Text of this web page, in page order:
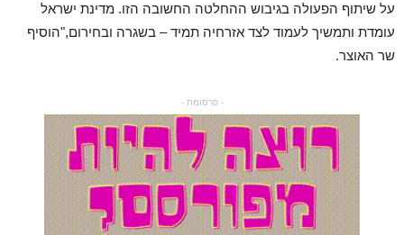
על שיתוף הפעולה בגיבוש ההחלטה החשובה הזו. מדינת ישראל
עומדת ותמשיך לעמוד לצד אזרחיה תמיד – בשגרה ובחירום,"הוסיף
שר האוצר.
- פרסומת -